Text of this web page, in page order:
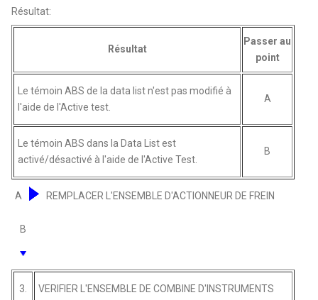
Résultat:
Résultat
Passer au
point
Le témoin ABS de la data list n'est pas modifié à
l'aide de l'Active test.
A
Le témoin ABS dans la Data List est
activé/désactivé à l'aide de l'Active Test.
B
A REMPLACER L'ENSEMBLE D'ACTIONNEUR DE FREIN
B
3. VERIFIER L'ENSEMBLE DE COMBINE D'INSTRUMENTS